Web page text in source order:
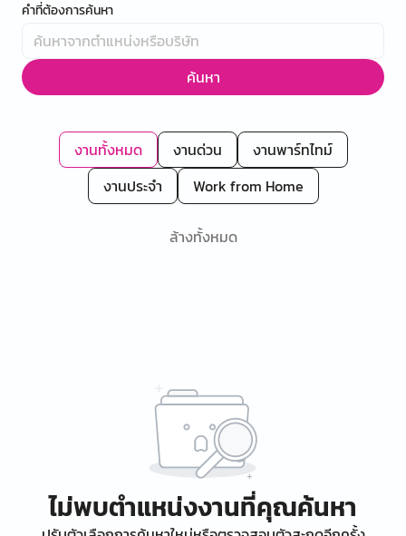
คำที่ต้องการค้นหา
ค้นหา
งานทั้งหมด งานด่วน
งานพาร์ทไทม์
งานประจำ
Work from Home
ล้างทั้งหมด
ไม่พบตำแหน่งงานที่คุณค้นหา